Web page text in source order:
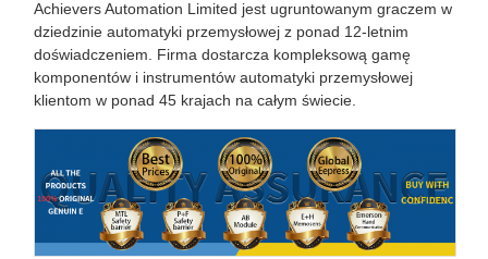
Achievers Automation Limited jest ugruntowanym graczem w
dziedzinie automatyki przemysłowej z ponad 12-letnim
doświadczeniem. Firma dostarcza kompleksową gamę
komponentów i instrumentów automatyki przemysłowej
klientom w ponad 45 krajach na całym świecie.